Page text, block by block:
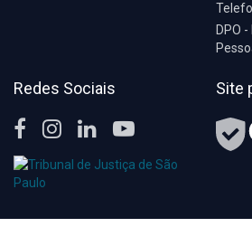
DPO
Redes Sociais Site